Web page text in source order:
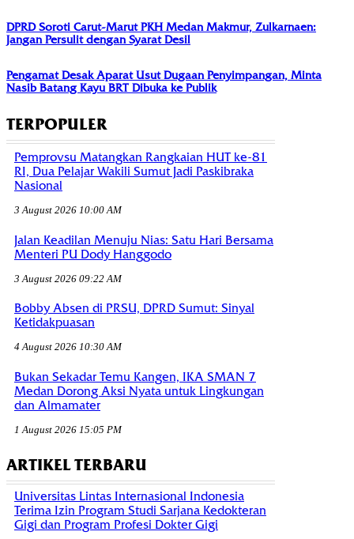
DPRD Soroti Carut-Marut PKH Medan Makmur, Zulkarnaen:
Jangan Persulit dengan Syarat Desil
Pengamat Desak Aparat Usut Dugaan Penyimpangan, Minta
Nasib Batang Kayu BRT Dibuka ke Publik
TERPOPULER
Pemprovsu Matangkan Rangkaian HUT ke-81
RI, Dua Pelajar Wakili Sumut Jadi Paskibraka
Nasional
3 August 2026 10:00 AM
Jalan Keadilan Menuju Nias: Satu Hari Bersama
Menteri PU Dody Hanggodo
3 August 2026 09:22 AM
Bobby Absen di PRSU, DPRD Sumut: Sinyal
Ketidakpuasan
4 August 2026 10:30 AM
Bukan Sekadar Temu Kangen, IKA SMAN 7
Medan Dorong Aksi Nyata untuk Lingkungan
dan Almamater
1 August 2026 15:05 PM
ARTIKEL TERBARU
Universitas Lintas Internasional Indonesia
Terima Izin Program Studi Sarjana Kedokteran
Gigi dan Program Profesi Dokter Gigi